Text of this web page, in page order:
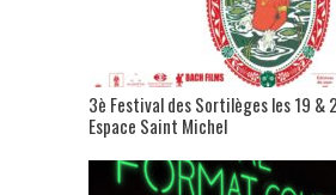
3è Festival des Sortilèges les 19 &
Espace Saint Michel